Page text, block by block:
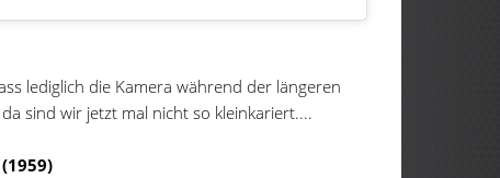
lediglich die Kamera während der längeren
sind wir jetzt mal nicht so kleinkariert....